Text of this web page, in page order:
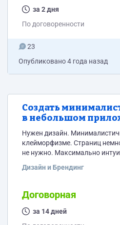
за 2 дня
По договоренности
23
Опубликовано4 года назад
Создать
в небольшом
Нужен дизайн.
клейморфизме. Страниц
не нужно. Максимально
Дизайн и Брендинг
Договорная
за 14 дней